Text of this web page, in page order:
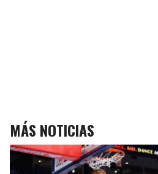
MÁS NOTICIAS